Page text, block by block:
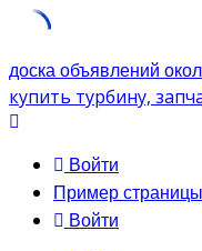
Skip
to
content
доска объявлений
купить турбину,
Войти
Пример страницы
Войти